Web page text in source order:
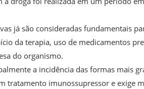
já são consideradas fundamentais
da terapia, uso de medicamentos
do organismo.
a incidência das formas mais
tratamento imunossupressor e exige